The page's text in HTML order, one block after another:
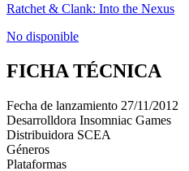
Ratchet & Clank: Into the Nexus
No disponible
FICHA TÉCNICA
Fecha de lanzamiento 27/11/2012
Desarrolldora Insomniac Games
Distribuidora SCEA
Géneros
Plataformas